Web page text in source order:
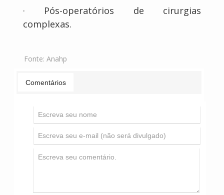
· Pós-operatórios de cirurgias
complexas.
Fonte: Anahp
Comentários